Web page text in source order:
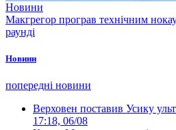
Новини
Макгрегор програв технічним
раунді
Новини
попередні новини
Верховен поставив Усику
17:18, 06/08